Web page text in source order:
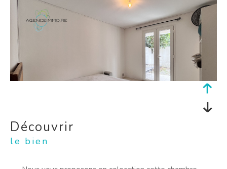
découvrir
le bien